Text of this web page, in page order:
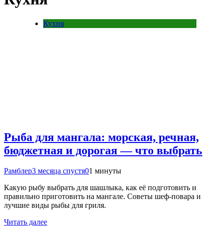
Кухня
Рыба для мангала: морская, речная,
бюджетная и дорогая — что выбрать
Рамблер3 месяца спустя01 минуты
Какую рыбу выбрать для шашлыка, как её подготовить и
правильно приготовить на мангале. Советы шеф-повара и
лучшие виды рыбы для гриля.
Читать далее